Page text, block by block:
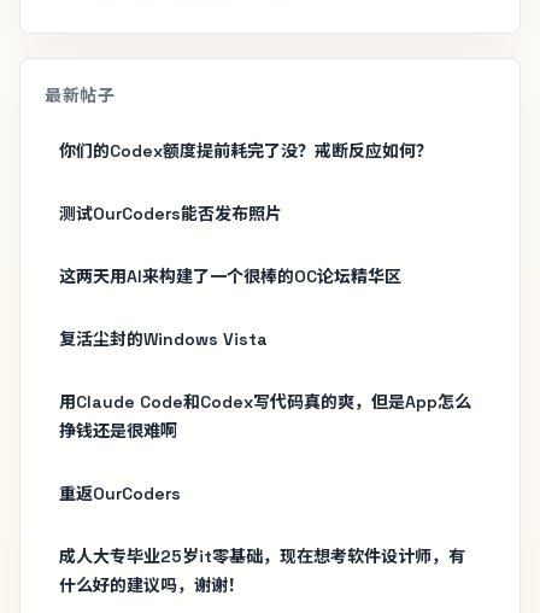
最新帖子
你们的Codex额度提前耗完了没？戒断反应如何？
测试OurCoders能否发布照片
这两天用AI来构建了一个很棒的OC论坛精华区
复活尘封的Windows Vista
用Claude Code和Codex写代码真的爽，但是App怎么
挣钱还是很难啊
重返OurCoders
成人大专毕业25岁it零基础，现在想考软件设计师，有
什么好的建议吗，谢谢！